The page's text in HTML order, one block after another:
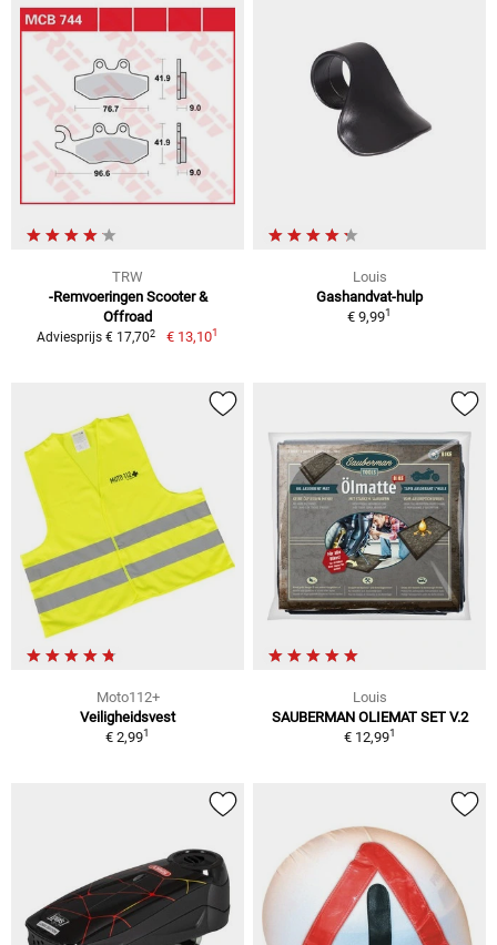
TRW
-Remvoeringen Scooter &
Offroad
Adviesprijs € 17,702 € 13,101
Louis
Gashandvat-hulp
€ 9,991
Moto112+
Veiligheidsvest
€ 2,991
Louis
SAUBERMAN OLIEMAT SET V.2
€ 12,991